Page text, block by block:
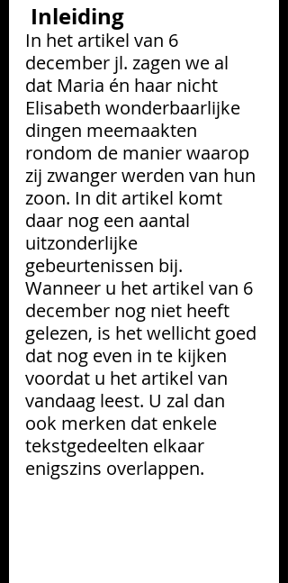
Inleiding
In het artikel van 6
december jl. zagen we al
dat Maria én haar nicht
Elisabeth wonderbaarlijke
dingen meemaakten
rondom de manier waarop
zij zwanger werden van hun
zoon. In dit artikel komt
daar nog een aantal
uitzonderlijke
gebeurtenissen bij.
Wanneer u het artikel van 6
december nog niet heeft
gelezen, is het wellicht goed
dat nog even in te kijken
voordat u het artikel van
vandaag leest. U zal dan
ook merken dat enkele
tekstgedeelten elkaar
enigszins overlappen.